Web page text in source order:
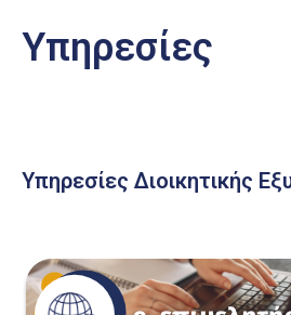
Υπηρεσίες
Υπηρεσίες Διοικητικής